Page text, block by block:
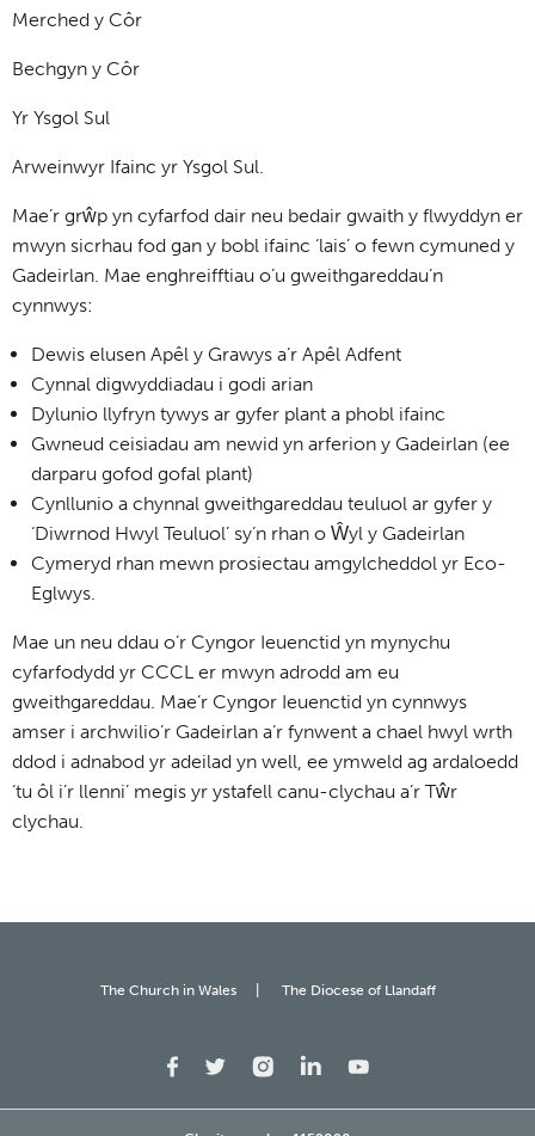
Merched y Côr
Bechgyn y Côr
Yr Ysgol Sul
Arweinwyr Ifainc yr Ysgol Sul.
Mae’r grŵp yn cyfarfod dair neu bedair gwaith y flwyddyn er
mwyn sicrhau fod gan y bobl ifainc ‘lais’ o fewn cymuned y
Gadeirlan. Mae enghreifftiau o’u gweithgareddau’n
cynnwys:
Dewis elusen Apêl y Grawys a’r Apêl Adfent
Cynnal digwyddiadau i godi arian
Dylunio llyfryn tywys ar gyfer plant a phobl ifainc
Gwneud ceisiadau am newid yn arferion y Gadeirlan (ee
darparu gofod gofal plant)
Cynllunio a chynnal gweithgareddau teuluol ar gyfer y
‘Diwrnod Hwyl Teuluol’ sy’n rhan o Ŵyl y Gadeirlan
Cymeryd rhan mewn prosiectau amgylcheddol yr Eco-
Eglwys.
Mae un neu ddau o’r Cyngor Ieuenctid yn mynychu
cyfarfodydd yr CCCL er mwyn adrodd am eu
gweithgareddau. Mae’r Cyngor Ieuenctid yn cynnwys
amser i archwilio’r Gadeirlan a’r fynwent a chael hwyl wrth
ddod i adnabod yr adeilad yn well, ee ymweld ag ardaloedd
‘tu ôl i’r llenni’ megis yr ystafell canu-clychau a’r Tŵr
clychau.
The Church in Wales The Diocese of Llandaff